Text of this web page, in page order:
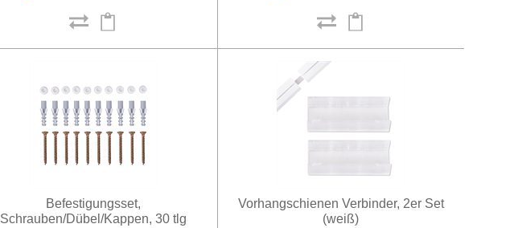
Befestigungsset,
Schrauben/Dübel/Kappen, 30 tlg
Vorhangschienen Verbinder, 2er Set
(weiß)